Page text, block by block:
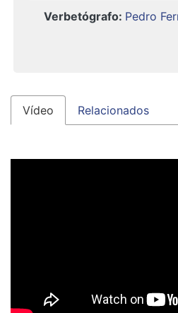
Verbetógrafo: Pedro
Vídeo Relacionados